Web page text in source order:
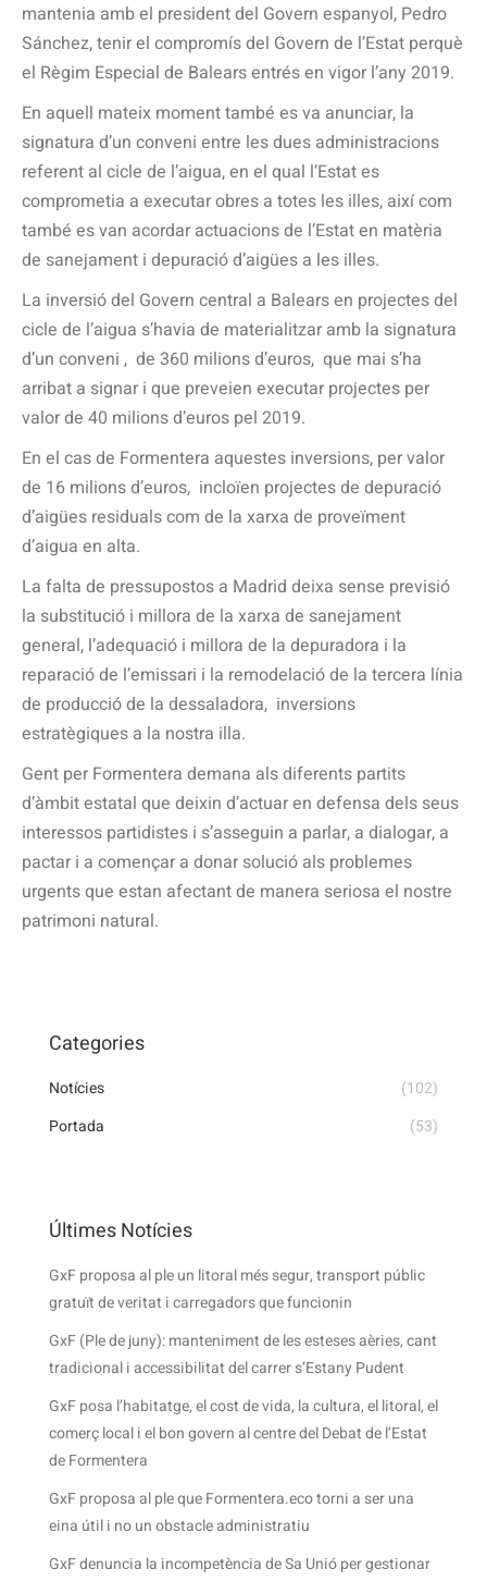
mantenia amb el president del Govern espanyol, Pedro
Sánchez, tenir el compromís del Govern de l’Estat perquè
el Règim Especial de Balears entrés en vigor l’any 2019.
En aquell mateix moment també es va anunciar, la
signatura d’un conveni entre les dues administracions
referent al cicle de l’aigua, en el qual l’Estat es
comprometia a executar obres a totes les illes, així com
també es van acordar actuacions de l’Estat en matèria
de sanejament i depuració d’aigües a les illes.
La inversió del Govern central a Balears en projectes del
cicle de l’aigua s’havia de materialitzar amb la signatura
d’un conveni , de 360 milions d’euros, que mai s’ha
arribat a signar i que preveien executar projectes per
valor de 40 milions d’euros pel 2019.
En el cas de Formentera aquestes inversions, per valor
de 16 milions d’euros, incloïen projectes de depuració
d’aigües residuals com de la xarxa de proveïment
d’aigua en alta.
La falta de pressupostos a Madrid deixa sense previsió
la substitució i millora de la xarxa de sanejament
general, l’adequació i millora de la depuradora i la
reparació de l’emissari i la remodelació de la tercera línia
de producció de la dessaladora, inversions
estratègiques a la nostra illa.
Gent per Formentera demana als diferents partits
d’àmbit estatal que deixin d’actuar en defensa dels seus
interessos partidistes i s’asseguin a parlar, a dialogar, a
pactar i a començar a donar solució als problemes
urgents que estan afectant de manera seriosa el nostre
patrimoni natural.
Categories
Notícies
(102)
Portada
(53)
Últimes Notícies
GxF proposa al ple un litoral més segur, transport públic
gratuït de veritat i carregadors que funcionin
GxF (Ple de juny): manteniment de les esteses aèries, cant
tradicional i accessibilitat del carrer s’Estany Pudent
GxF posa l’habitatge, el cost de vida, la cultura, el litoral, el
comerç local i el bon govern al centre del Debat de l’Estat
de Formentera
GxF proposa al ple que Formentera.eco torni a ser una
eina útil i no un obstacle administratiu
GxF denuncia la incompetència de Sa Unió per gestionar